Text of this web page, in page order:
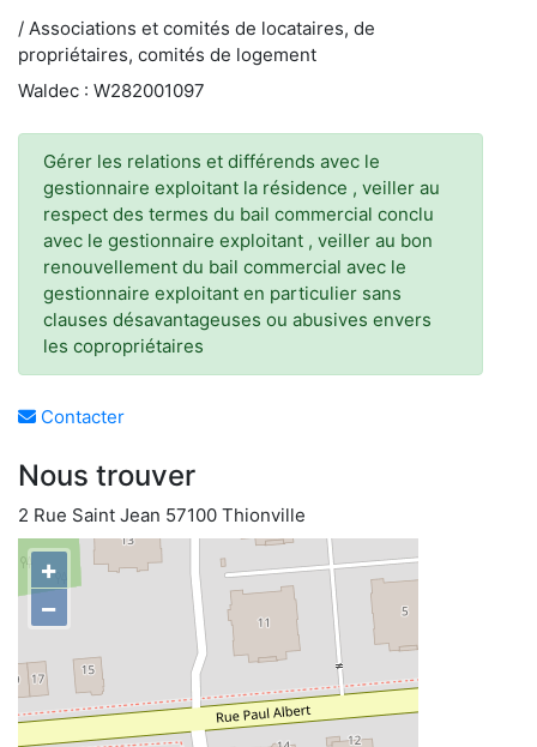
/ Associations et comités de locataires, de
propriétaires, comités de logement
Waldec : W282001097
Gérer les relations et différends avec le
gestionnaire exploitant la résidence , veiller au
respect des termes du bail commercial conclu
avec le gestionnaire exploitant , veiller au bon
renouvellement du bail commercial avec le
gestionnaire exploitant en particulier sans
clauses désavantageuses ou abusives envers
les copropriétaires
Contacter
Nous trouver
2 Rue Saint Jean 57100 Thionville
+
−